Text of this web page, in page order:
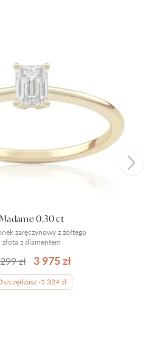
zaręczynowy z żółtego
złota z diamentem
Madame 0,30 ct
zł 3 975 zł
-1 324 zł